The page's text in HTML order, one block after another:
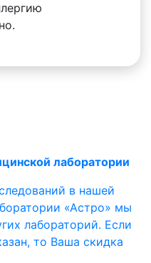
лаборатории
в нашей
«Астро» мы
лабораторий. Если
то Ваша скидка